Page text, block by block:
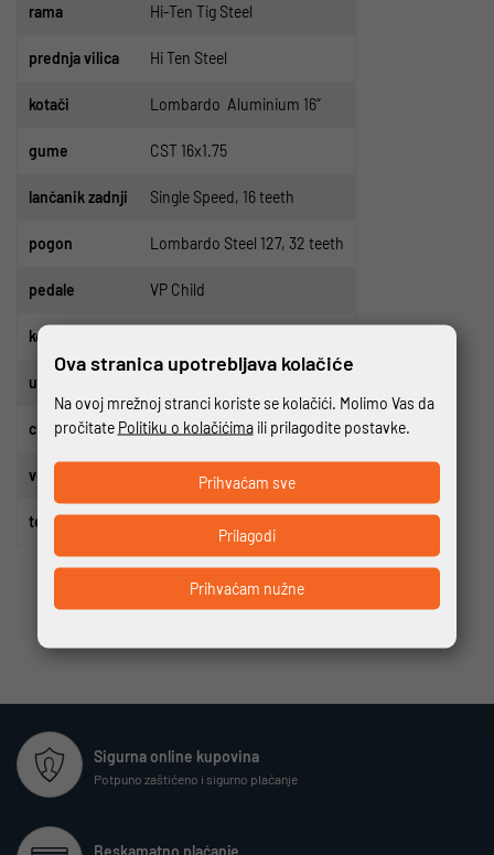
rama Hi-Ten Tig Steel
prednja vilica Hi Ten Steel
kotači Lombardo Aluminium 16“
gume CST 16x1.75
lančanik zadnji Single Speed, 16 teeth
pogon Lombardo Steel 127, 32 teeth
pedale VP Child
ko
upravlja
cijev sjedala Lombardo 25.4
veli
te ina 10.00 kg
Sigurna online kupovina
Potpuno zaštićeno i sigurno plaćanje
Beskamatno plaćanje
Ova stranica upotrebljava kolačiće
Na ovoj mrežnoj stranci koriste se kolačići. Molimo Vas da
pročitate Politiku o kolačićimaili prilagodite postavke.
Prihvaćam nužne
Prilagodi
Prihvaćam sve